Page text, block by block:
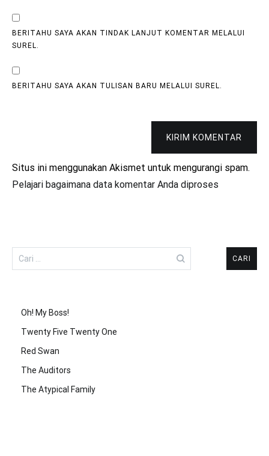
BERITAHU SAYA AKAN TINDAK LANJUT KOMENTAR MELALUI
SUREL.
BERITAHU SAYA AKAN TULISAN BARU MELALUI SUREL.
KIRIM KOMENTAR
Situs ini menggunakan Akismet untuk mengurangi spam.
Pelajari bagaimana data komentar Anda diproses
Cari
untuk:
Oh! My Boss!
Twenty Five Twenty One
Red Swan
The Auditors
The Atypical Family